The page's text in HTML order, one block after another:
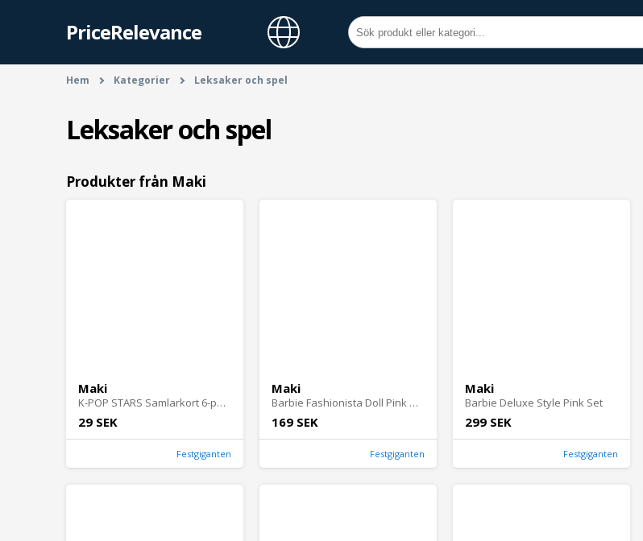
PriceRelevance
Hem Kategorier Leksaker och spel
Leksaker och spel
Produkter från Maki
Maki
K-POP STARS Samlarkort 6-pack
29 SEK
Festgiganten
Maki
Barbie Fashionista Doll Pink Dress Heart Cutout
169 SEK
Festgiganten
Maki
Barbie Deluxe Style Pink Set
299 SEK
Festgiganten